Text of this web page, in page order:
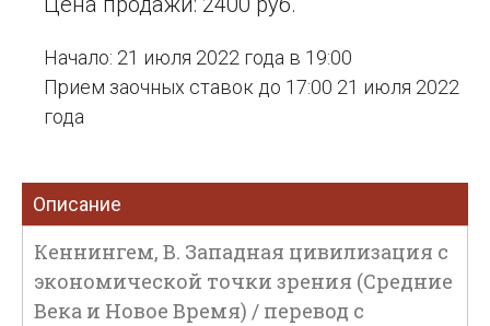
Начало: 21 июля 2022 года в 19:00
Прием заочных ставок до 17:00 21 июля 2022
года
Описание
Кеннингем, В. Западная цивилизация с
экономической точки зрения (Средние
Века и Новое Время) / перевод с